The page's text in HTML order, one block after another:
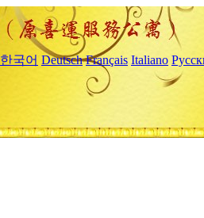
한국어 Deutsch Français Italiano